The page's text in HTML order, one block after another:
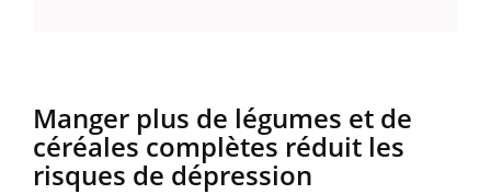
Manger plus de légumes et de
céréales complètes réduit les
risques de dépression